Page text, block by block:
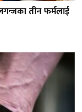
तीन फर्मलाई